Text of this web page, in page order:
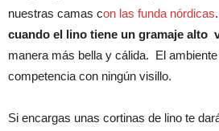
nuestras camas con las funda nórdicas
cuando el lino tiene un gramaje alto
manera más bella y cálida. El
competencia con ningún visillo.
Si encargas unas cortinas de lino te